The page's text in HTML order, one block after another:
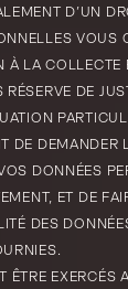
D’UN
VOUS
À LA COLLECTE
DE
DE DEMANDER
DONNÉES
ET DE
DES
ÊTRE EXERCÉS